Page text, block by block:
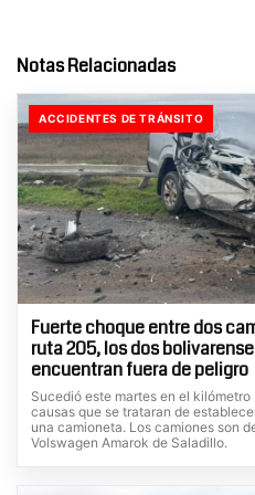
Notas Relacionadas
ACCIDENTES DE TRÁNSITO
Fuerte choque entre dos
ruta 205, los dos
encuentran fuera de peligro
Sucedió este martes en el
causas que se trataran de
una camioneta. Los camiones son
Volswagen Amarok de Saladillo.